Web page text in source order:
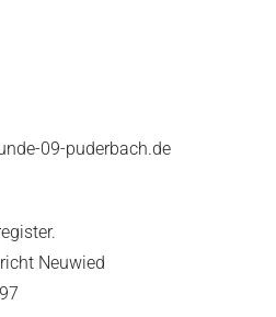
09-puderbach.de
Neuwied